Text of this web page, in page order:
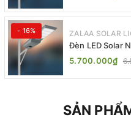
- 16% ZALAA SOLAR
Đèn LED Solar
One | ZALAA
5.700.000₫
SẢN